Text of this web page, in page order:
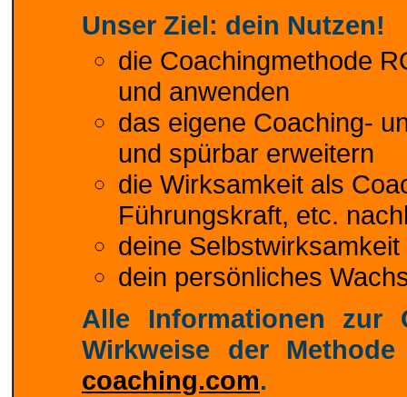
Unser Ziel: dein Nutzen!
die Coachingmethode
und anwenden
das eigene Coaching-
und spürbar erweitern
die Wirksamkeit als
Führungskraft, etc.
deine
dein persönliches
Alle Informationen zur
Wirkweise der
coaching.com.